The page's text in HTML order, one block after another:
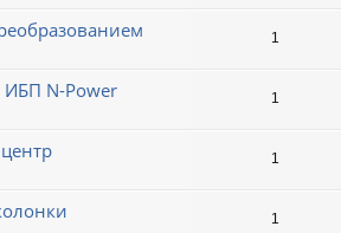
1
ИБП N-Power 1
1
1